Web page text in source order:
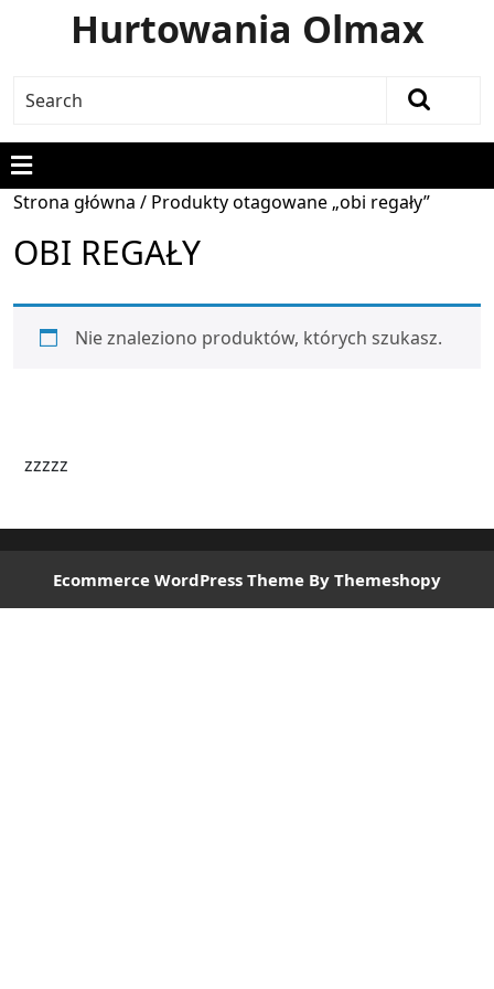
Hurtowania Olmax
Strona główna / Produkty otagowane „obi regały”
OBI REGAŁY
Nie znaleziono produktów, których szukasz.
zzzzz
Ecommerce WordPress Theme By Themeshopy